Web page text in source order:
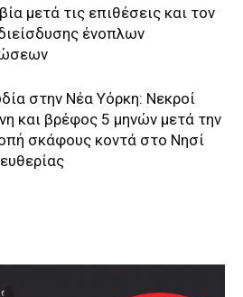
μετά τις επιθέσεις και τον
ένοπλων
στην Νέα Υόρκη: Νεκροί
και βρέφος 5 μηνών μετά την
σκάφους κοντά στο Νησί